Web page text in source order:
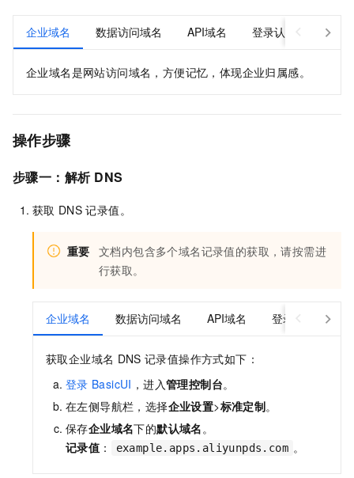
企业域名 数据访问域名 API域名 登录认证域名
企业域名是网站访问域名，方便记忆，体现企业归属感。
操作步骤
步骤一：解析 DNS
获取 DNS 记录值。
重要 文档内包含多个域名记录值的获取，请按需进
行获取。
企业域名 数据访问域名 API域名 登录认证域名
获取企业域名 DNS 记录值操作方式如下：
登录 BasicUI ，进入管理控制台。
在左侧导航栏，选择企业设置>标准定制。
保存企业域名下的默认域名。
记录值 ： example.apps.aliyunpds.com 。